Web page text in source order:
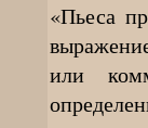
«Пьеса
или